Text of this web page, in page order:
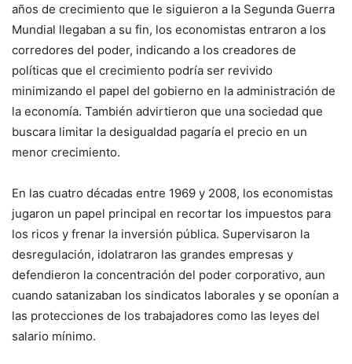
años de crecimiento que le siguieron a la Segunda Guerra
Mundial llegaban a su fin, los economistas entraron a los
corredores del poder, indicando a los creadores de
políticas que el crecimiento podría ser revivido
minimizando el papel del gobierno en la administración de
la economía. También advirtieron que una sociedad que
buscara limitar la desigualdad pagaría el precio en un
menor crecimiento.
En las cuatro décadas entre 1969 y 2008, los economistas
jugaron un papel principal en recortar los impuestos para
los ricos y frenar la inversión pública. Supervisaron la
desregulación, idolatraron las grandes empresas y
defendieron la concentración del poder corporativo, aun
cuando satanizaban los sindicatos laborales y se oponían a
las protecciones de los trabajadores como las leyes del
salario mínimo.